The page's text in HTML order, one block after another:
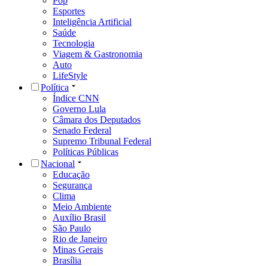
Esportes
Inteligência Artificial
Saúde
Tecnologia
Viagem & Gastronomia
Auto
LifeStyle
Política
Índice CNN
Governo Lula
Câmara dos Deputados
Senado Federal
Supremo Tribunal Federal
Políticas Públicas
Nacional
Educação
Segurança
Clima
Meio Ambiente
Auxílio Brasil
São Paulo
Rio de Janeiro
Minas Gerais
Brasília